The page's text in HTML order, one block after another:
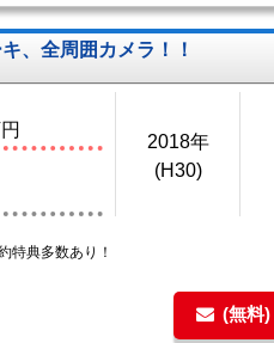
、全周囲カメラ！！
2018年
(H30)
特典多数あり！
(無料